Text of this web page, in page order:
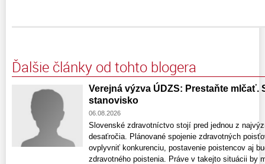
Ďalšie články od tohto blogera
Verejná výzva ÚDZS: Prestaňte
stanovisko
06.08.2026
Slovenské zdravotníctvo stojí pred jednou z
desaťročia. Plánované spojenie zdravotných
ovplyvniť konkurenciu, postavenie poistencov aj
zdravotného poistenia. Práve v takejto situácii by